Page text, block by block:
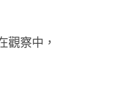
觀察中，